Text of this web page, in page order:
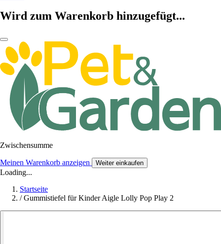
Wird zum Warenkorb hinzugefügt...
Zwischensumme
Meinen Warenkorb anzeigen Weiter einkaufen
Loading...
Startseite
/ Gummistiefel für Kinder Aigle Lolly Pop Play 2